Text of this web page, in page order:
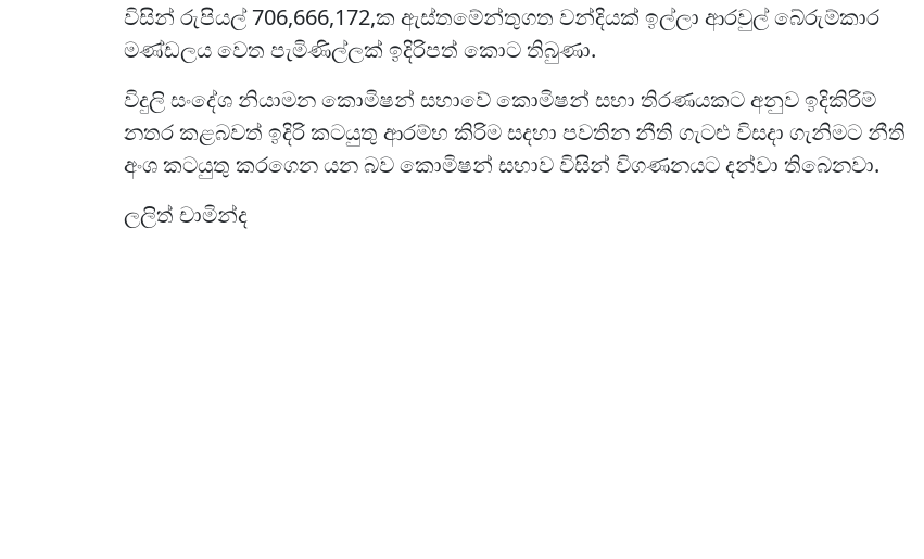
විසින් රුපියල් 706,666,172,ක ඇස්තමේන්තුගත වන්දියක් ඉල්ලා ආරවුල් බේරුම්කාර
මණ්ඩලය වෙත පැමිණිල්ලක් ඉදිරිපත් කොට තිබුණා.
විදුලි සංදේශ නියාමන කොමිෂන් සභාවේ කොමිෂන් සභා තිරණයකට අනුව ඉදිකිරිම්
නතර කළබවත් ඉදිරි කටයුතු ආරම්භ කිරිම සදහා පවතින නීති ගැටළු විසදා ගැනිමට නීති
අංශ කටයුතු කරගෙන යන බව කොමිෂන් සභාව විසින් විගණනයට දන්වා තිබෙනවා.
ලලිත් චාමින්ද